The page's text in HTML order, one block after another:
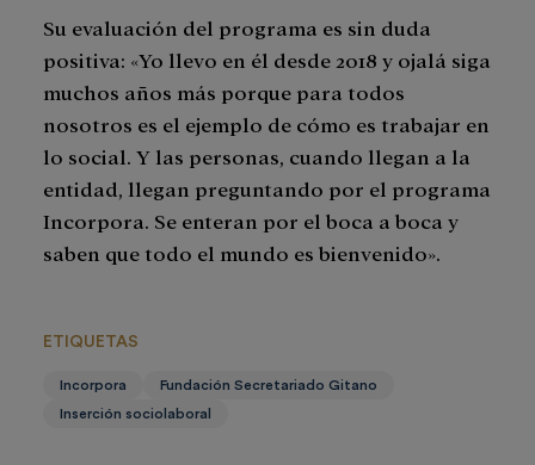
Su evaluación del programa es sin duda
positiva: «Yo llevo en él desde 2018 y ojalá siga
muchos años más porque para todos
nosotros es el ejemplo de cómo es trabajar en
lo social. Y las personas, cuando llegan a la
entidad, llegan preguntando por el programa
Incorpora. Se enteran por el boca a boca y
saben que todo el mundo es bienvenido».
ETIQUETAS
Incorpora
Fundación Secretariado Gitano
Inserción sociolaboral